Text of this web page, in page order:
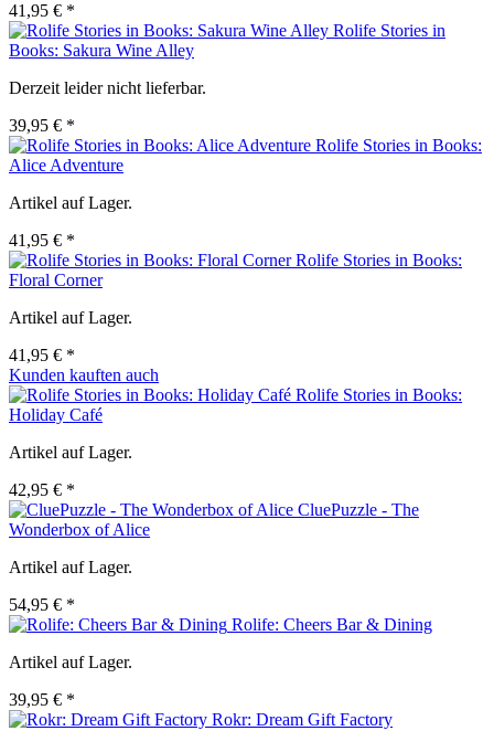
41,95 € *
Rolife Stories in
Books: Sakura Wine Alley
Derzeit leider nicht lieferbar.
39,95 € *
Rolife Stories in Books:
Alice Adventure
Artikel auf Lager.
41,95 € *
Rolife Stories in Books:
Floral Corner
Artikel auf Lager.
41,95 € *
Kunden kauften auch
Rolife Stories in Books:
Holiday Café
Artikel auf Lager.
42,95 € *
CluePuzzle - The
Wonderbox of Alice
Artikel auf Lager.
54,95 € *
Rolife: Cheers Bar & Dining
Artikel auf Lager.
39,95 € *
Rokr: Dream Gift Factory